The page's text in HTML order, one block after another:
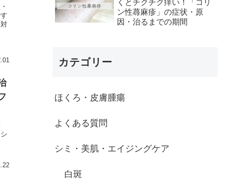
くとチクチク痒い！「コリ
ン性蕁麻疹」の症状・原
因・治るまでの期間
カテゴリー
ほくろ・皮膚腫瘍
よくある質問
シミ・美肌・エイジングケア
白斑